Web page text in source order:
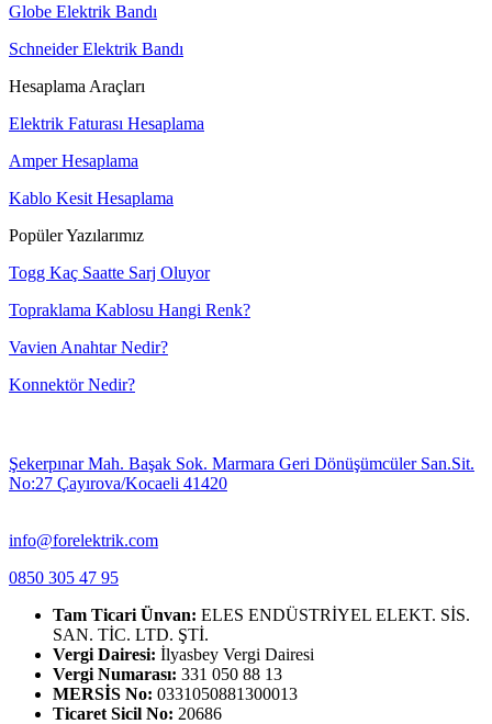
Globe Elektrik Bandı
Schneider Elektrik Bandı
Hesaplama Araçları
Elektrik Faturası Hesaplama
Amper Hesaplama
Kablo Kesit Hesaplama
Popüler Yazılarımız
Togg Kaç Saatte Sarj Oluyor
Topraklama Kablosu Hangi Renk?
Vavien Anahtar Nedir?
Konnektör Nedir?
Şekerpınar Mah. Başak Sok. Marmara Geri Dönüşümcüler San.Sit.
No:27 Çayırova/Kocaeli 41420
info@forelektrik.com
0850 305 47 95
Tam Ticari Ünvan: ELES ENDÜSTRİYEL ELEKT. SİS.
SAN. TİC. LTD. ŞTİ.
Vergi Dairesi: İlyasbey Vergi Dairesi
Vergi Numarası: 331 050 88 13
MERSİS No: 0331050881300013
Ticaret Sicil No: 20686